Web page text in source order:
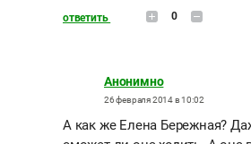
ответить 0
Анонимно
26 февраля 2014 в 10:02
А как же Елена Бережная?